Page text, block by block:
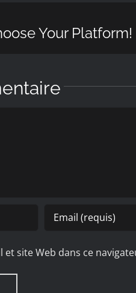
Your Platform!
et site Web dans ce